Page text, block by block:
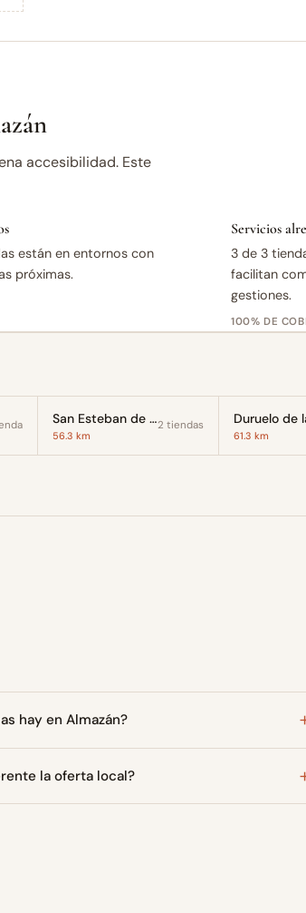
accesibilidad. Este
están en entornos con
próximas.
Servicios
3 de 3
facilitan
gestiones.
100% DE
San Esteban de Gormaz
56.3 km
2 tiendas
61.3 km
hay en Almazán?
la oferta local?